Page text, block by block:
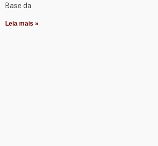
Base da
Leia mais »